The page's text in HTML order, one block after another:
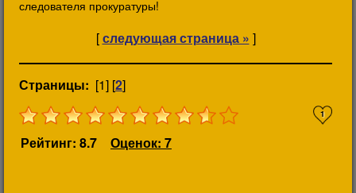
следователя прокуратуры!
[следующая страница » ]
Страницы: [1] [2]
1
Рейтинг: 8.7 Оценок: 7